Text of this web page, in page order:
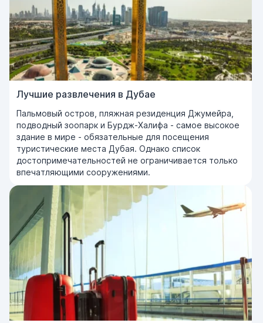
Лучшие развлечения в Дубае
Пальмовый остров, пляжная резиденция Джумейра,
подводный зоопарк и Бурдж-Халифа - самое высокое
здание в мире - обязательные для посещения
туристические места Дубая. Однако список
достопримечательностей не ограничивается только
впечатляющими сооружениями.